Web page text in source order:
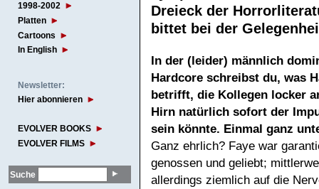
1998-2002
Platten
Cartoons
In English
Newsletter:
Hier abonnieren
EVOLVER BOOKS
EVOLVER FILMS
Suche
Dreieck der
bittet bei der
In der (leider) männlich
Hardcore schreibst du, was
betrifft, die Kollegen locker
Hirn natürlich sofort der
sein könnte. Einmal ganz
Ganz ehrlich? Faye war
genossen und geliebt;
allerdings ziemlich auf die